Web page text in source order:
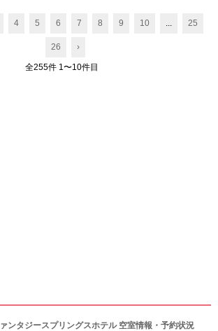
4 5 6 7 8 9 10 ... 25
26 ›
全255件 1〜10件目
ァンタジースプリングスホテル 空室情報・予約状況